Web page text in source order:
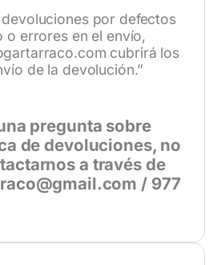
devoluciones por defectos
o errores en el envío,
cubrirá los
de la devolución.”
pregunta sobre
de devoluciones, no
a través de
/ 977